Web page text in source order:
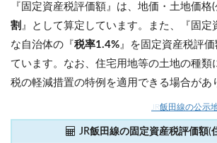
『固定資産税評価額』は、地価・土地価格
割 』として算定しています。また、『固定
な自治体の『税率1.4% 』を固定資産税評
ています。なお、住宅用地等の土地の種類
税の軽減措置の特例を適用できる場合があ
JR飯田線の公示
JR飯田線の固定資産税評価額(